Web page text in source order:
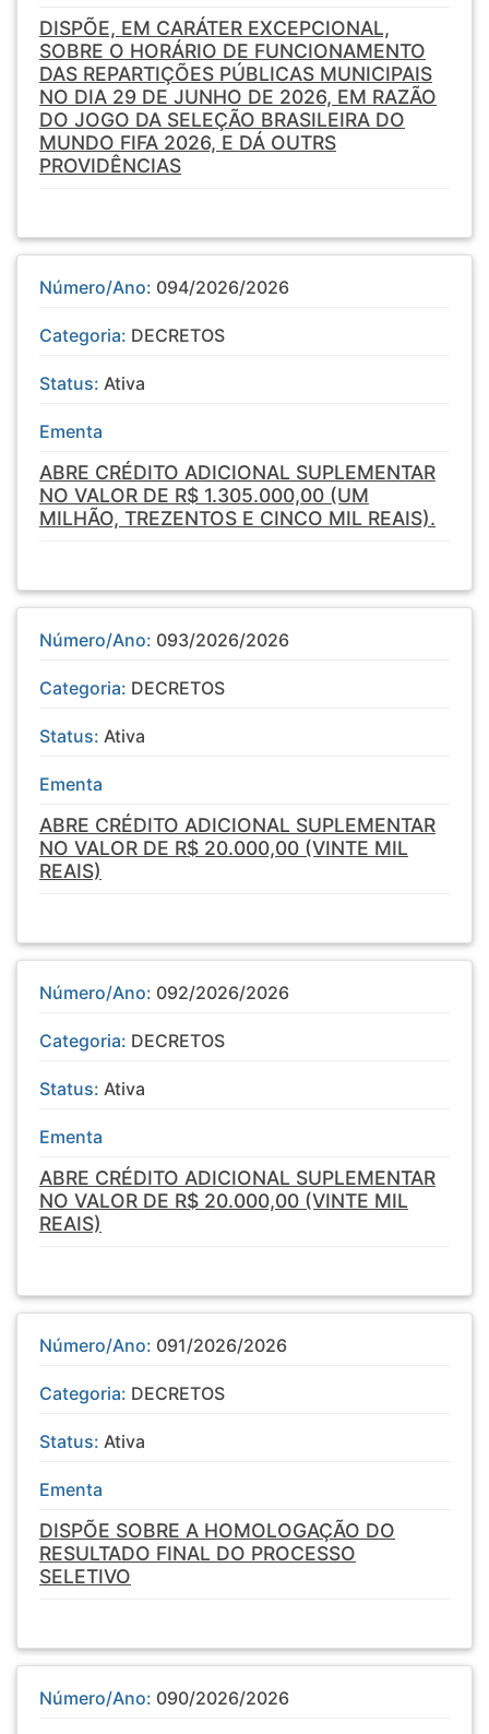
DISPÕE, EM CARÁTER EXCEPCIONAL,
SOBRE O HORÁRIO DE FUNCIONAMENTO
DAS REPARTIÇÕES PÚBLICAS MUNICIPAIS
NO DIA 29 DE JUNHO DE 2026, EM RAZÃO
DO JOGO DA SELEÇÃO BRASILEIRA DO
MUNDO FIFA 2026, E DÁ OUTRS
PROVIDÊNCIAS
Número/Ano: 094/2026/2026
Categoria: DECRETOS
Status: Ativa
Ementa
ABRE CRÉDITO ADICIONAL SUPLEMENTAR
NO VALOR DE R$ 1.305.000,00 (UM
MILHÃO, TREZENTOS E CINCO MIL REAIS).
Número/Ano: 093/2026/2026
Categoria: DECRETOS
Status: Ativa
Ementa
ABRE CRÉDITO ADICIONAL SUPLEMENTAR
NO VALOR DE R$ 20.000,00 (VINTE MIL
REAIS)
Número/Ano: 092/2026/2026
Categoria: DECRETOS
Status: Ativa
Ementa
ABRE CRÉDITO ADICIONAL SUPLEMENTAR
NO VALOR DE R$ 20.000,00 (VINTE MIL
REAIS)
Número/Ano: 091/2026/2026
Categoria: DECRETOS
Status: Ativa
Ementa
DISPÕE SOBRE A HOMOLOGAÇÃO DO
RESULTADO FINAL DO PROCESSO
SELETIVO
Número/Ano: 090/2026/2026